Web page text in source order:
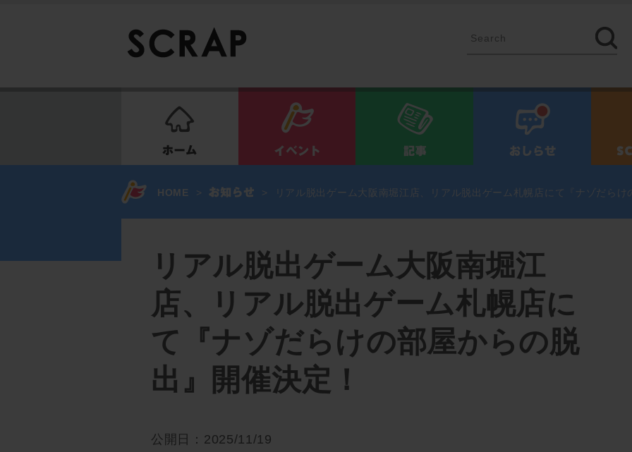
HOME > > リアル脱出ゲーム大阪南堀江店、リアル脱出ゲーム札幌店にて『ナゾだら
リアル脱出ゲーム大阪南堀江
店、リアル脱出ゲーム札幌店に
て『ナゾだらけの部屋からの脱
出』開催決定！
公開日：2025/11/19